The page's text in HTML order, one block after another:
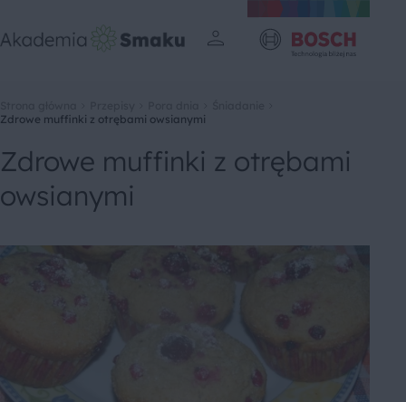
Zdrowe muffinki z otrębami owsianymi
Zdrowe muffinki z otrębami
owsianymi